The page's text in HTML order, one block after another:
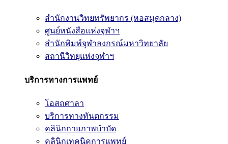
สำนักงานวิทยทรัพยากร (หอสมุดกลาง)
ศูนย์หนังสือแห่งจุฬาฯ
สำนักพิมพ์จุฬาลงกรณ์มหาวิทยาลัย
สถานีวิทยุแห่งจุฬาฯ
บริการทางการแพทย์
โอสถศาลา
บริการทางทันตกรรม
คลินิกกายภาพบำบัด
คลินิกเทคนิคการแพทย์